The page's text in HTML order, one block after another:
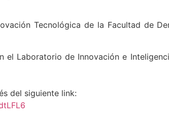
Tecnológica de la Facultad de
el Laboratorio de Innovación e
del siguiente link: